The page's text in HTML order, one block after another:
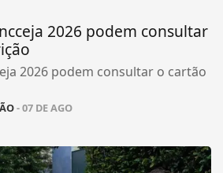
2026 podem consultar
2026 podem consultar o cartão
- 07 DE AGO